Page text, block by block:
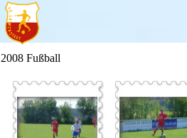
2008 Fußball